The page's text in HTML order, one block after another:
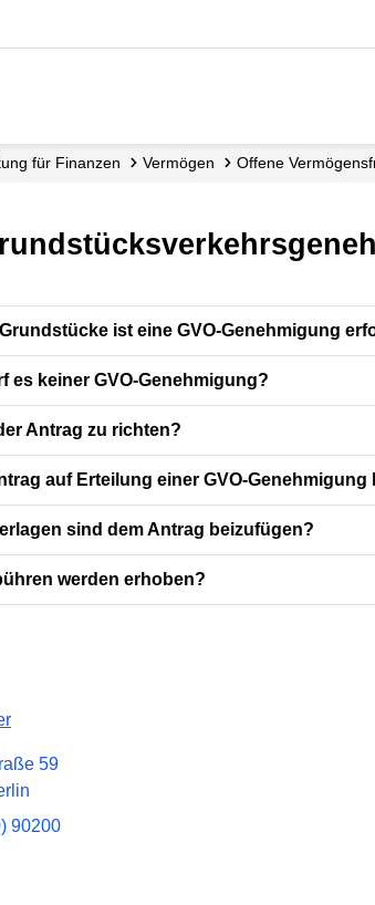
für Finanzen Vermögen Offene
ist eine GVO-Genehmigung
es keiner GVO-Genehmigung?
Antrag zu richten?
auf Erteilung einer GVO-
sind dem Antrag beizufügen?
werden erhoben?
59
90200